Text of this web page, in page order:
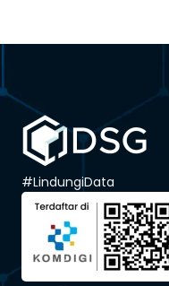
#LindungiData